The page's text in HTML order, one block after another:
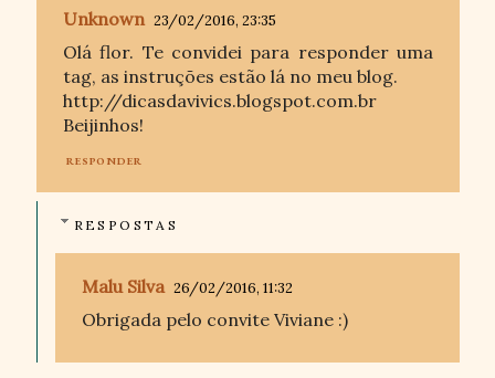
Unknown 23/02/2016, 23:35
Olá flor. Te convidei para responder uma
tag, as instruções estão lá no meu blog.
http://dicasdavivics.blogspot.com.br
Beijinhos!
RESPONDER
RESPOSTAS
Malu Silva 26/02/2016, 11:32
Obrigada pelo convite Viviane :)